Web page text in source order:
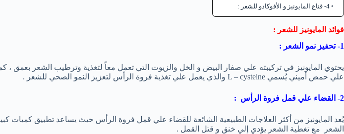
4- قناع المايونيز و الأفوكادو للشعر :
فوائد المايونيز للشعر :
1- تحفيز نمو الشعر :
يحتوي المايونيز في تركيبته علي صفار البيض و الخل والزيوت التي تعمل معاً لتغذية وترطيب الشعر بعمق ، كما
علي حمض أميني يُسمي L – cysteine والذي يعمل علي تغذية فروة الرأس لتعزيز النمو الصحي للشعر .
2- القضاء علي قمل فروة الرأس :
يُعد المايونيز من أكثر العلاجات الطبيعية الشائعة للقضاء علي قمل فروة الرأس حيث يساعد تطبيق كميات
الشعر مع تغطية الشعر يؤدي إلي خنق و قتل القمل .